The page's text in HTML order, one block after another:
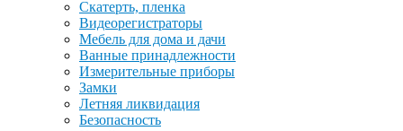
Скатерть, пленка
Видеорегистраторы
Мебель для дома и дачи
Ванные принадлежности
Измерительные приборы
Замки
Летняя ликвидация
Безопасность